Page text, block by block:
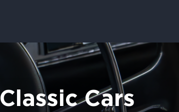
Classic Cars